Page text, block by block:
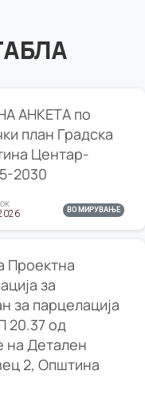
АНКЕТА по
план Градска
Центар-
2030
ВО МИРУВАЊЕ
Проектна
за
за парцелација
20.37 од
на Детален
2, Општина